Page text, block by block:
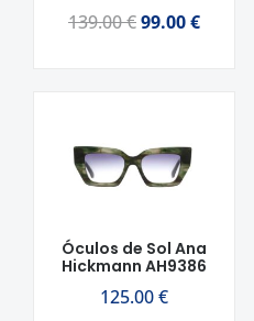
139.00€99.00€
Óculos de Sol Ana
Hickmann AH9386
125.00€